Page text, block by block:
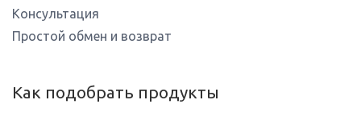
Консультация
Простой обмен и возврат
Как подобрать продукты